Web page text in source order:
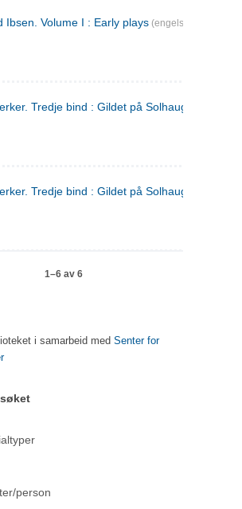
Ibsen. Volume I : Early plays (engelsk)
Tredje bind : Gildet på Solhaug ; Olaf
Tredje bind : Gildet på Solhaug ; Olaf
1–6 av 6
i samarbeid med Senter for
person